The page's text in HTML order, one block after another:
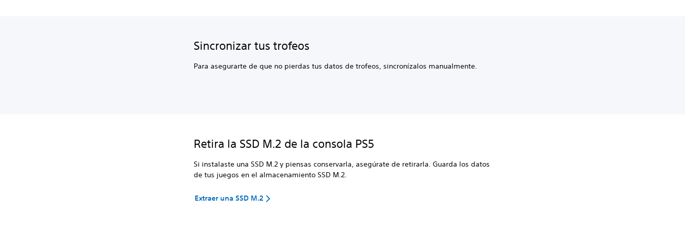
Sincronizar tus trofeos
Para asegurarte de que no pierdas tus datos de trofeos, sincronízalos manualmente.
Retira la SSD M.2 de la consola PS5
Si instalaste una SSD M.2 y piensas conservarla, asegúrate de retirarla. Guarda los datos
de tus juegos en el almacenamiento SSD M.2.
Extraer una SSD M.2